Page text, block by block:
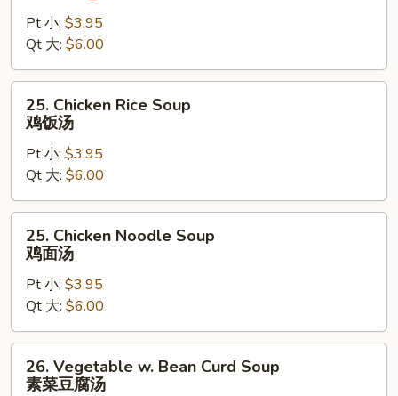
Sour
Soup
酸
辣
Pt 小: $3.95
Qt 大: $6.00
25.
Chicken
Rice
Soup
饭
汤
25. Chicken Rice Soup
鸡饭汤
Pt 小: $3.95
Qt 大: $6.00
25.
Chicken
Noodle
Soup
面
汤
25. Chicken Noodle Soup
鸡面汤
Pt 小: $3.95
Qt 大: $6.00
26.
Vegetable
26. Vegetable w. Bean Curd Soup
素菜豆腐汤